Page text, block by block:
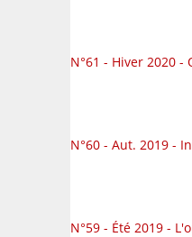
N°61 - Hiver 2020
N°60 - Aut. 2019 -
N°59 - Été